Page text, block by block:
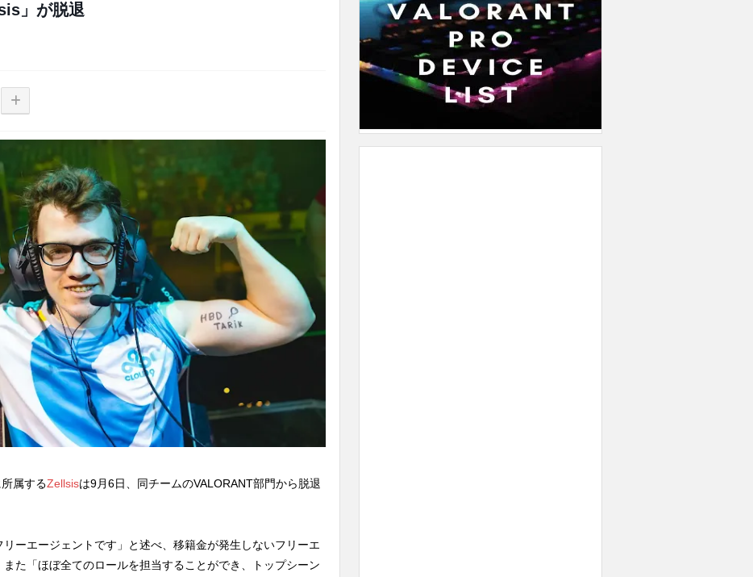
」が脱退
所属するZellsisは9月6日、同チームのVALORANT部門から脱退
ーエージェントです」と述べ、移籍金が発生しないフリーエ
た「ほぼ全てのロールを担当することができ、トップシーン